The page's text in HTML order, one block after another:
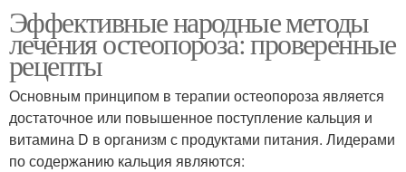
Эффективные народные методы
лечения остеопороза: проверенные
рецепты
Основным принципом в терапии остеопороза является
достаточное или повышенное поступление кальция и
витамина D в организм с продуктами питания. Лидерами
по содержанию кальция являются: